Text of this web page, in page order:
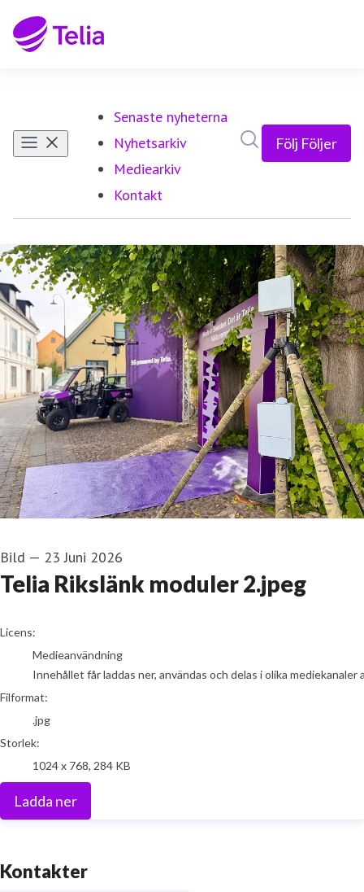
Senaste nyheterna
Nyhetsarkiv
Mediearkiv
Kontakt
Följ Följer
Bild — 23 Juni 2026
Telia Rikslänk moduler 2.jpeg
go to media item
Licens:
Medieanvändning
Innehållet får laddas ner, användas och delas i olika
Filformat:
.jpg
Storlek:
1024 x 768, 284 KB
Ladda ner
Kontakter